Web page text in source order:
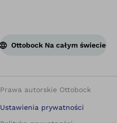
Ottobock Na całym świecie
Prawa autorskie Ottobock
Ustawienia prywatności